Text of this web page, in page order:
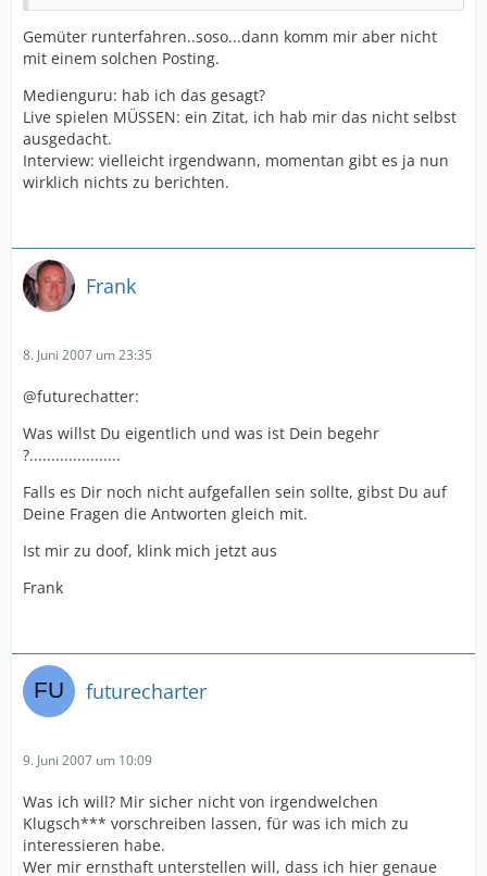
Gemüter runterfahren..soso...dann komm mir aber nicht
mit einem solchen Posting.
Medienguru: hab ich das gesagt?
Live spielen MÜSSEN: ein Zitat, ich hab mir das nicht selbst
ausgedacht.
Interview: vielleicht irgendwann, momentan gibt es ja nun
wirklich nichts zu berichten.
Frank
8. Juni 2007 um 23:35
@futurechatter:
Was willst Du eigentlich und was ist Dein begehr
?.....................
Falls es Dir noch nicht aufgefallen sein sollte, gibst Du auf
Deine Fragen die Antworten gleich mit.
Ist mir zu doof, klink mich jetzt aus
Frank
futurecharter
9. Juni 2007 um 10:09
Was ich will? Mir sicher nicht von irgendwelchen
Klugsch*** vorschreiben lassen, für was ich mich zu
interessieren habe.
Wer mir ernsthaft unterstellen will, dass ich hier genaue